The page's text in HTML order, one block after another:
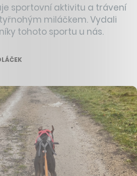
sportovní aktivitu a trávení
miláčkem. Vydali
tohoto sportu u nás.